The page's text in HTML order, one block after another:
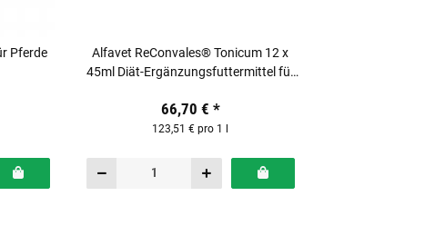
Pferde
Alfavet ReConvales® Tonicum 12 x
45ml Diät-Ergänzungsfuttermittel für
66,70 € *
123,51 € pro 1 l